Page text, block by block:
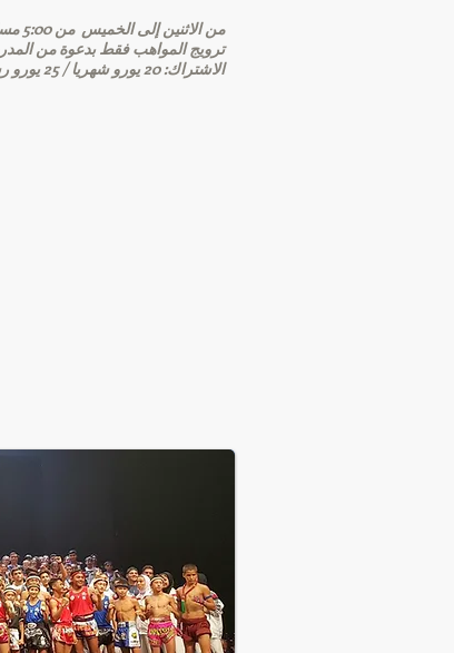
من الاثنين إلى الخميس من 5:00 مساءً إلى 6:30 مساءً (جدول التدريب أدناه)
ترويج المواهب فقط بدعوة من
الاشتراك: 20 يورو شهريا / 25 يورو